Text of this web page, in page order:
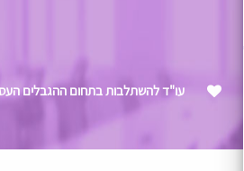
עו"ד להשתלבות בתחום ההגבלים